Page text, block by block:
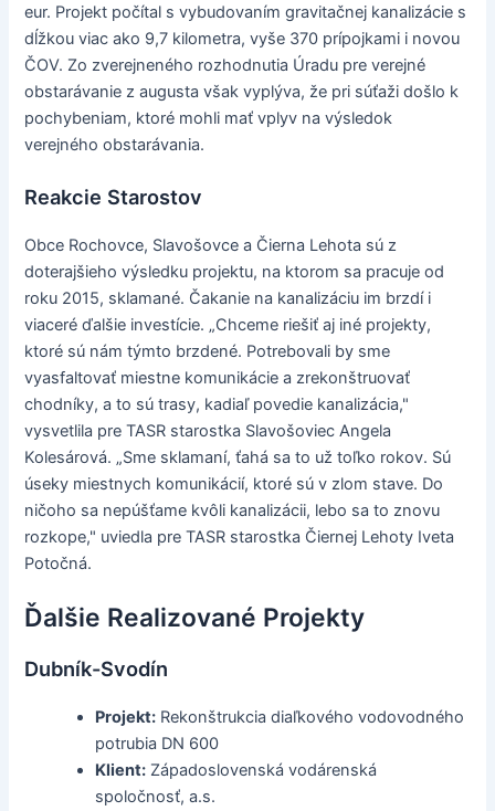
eur. Projekt počítal s vybudovaním gravitačnej kanalizácie s
dĺžkou viac ako 9,7 kilometra, vyše 370 prípojkami i novou
ČOV. Zo zverejneného rozhodnutia Úradu pre verejné
obstarávanie z augusta však vyplýva, že pri súťaži došlo k
pochybeniam, ktoré mohli mať vplyv na výsledok
verejného obstarávania.
Reakcie Starostov
Obce Rochovce, Slavošovce a Čierna Lehota sú z
doterajšieho výsledku projektu, na ktorom sa pracuje od
roku 2015, sklamané. Čakanie na kanalizáciu im brzdí i
viaceré ďalšie investície. „Chceme riešiť aj iné projekty,
ktoré sú nám týmto brzdené. Potrebovali by sme
vyasfaltovať miestne komunikácie a zrekonštruovať
chodníky, a to sú trasy, kadiaľ povedie kanalizácia,"
vysvetlila pre TASR starostka Slavošoviec Angela
Kolesárová. „Sme sklamaní, ťahá sa to už toľko rokov. Sú
úseky miestnych komunikácií, ktoré sú v zlom stave. Do
ničoho sa nepúšťame kvôli kanalizácii, lebo sa to znovu
rozkope," uviedla pre TASR starostka Čiernej Lehoty Iveta
Potočná.
Ďalšie Realizované Projekty
Dubník-Svodín
Projekt: Rekonštrukcia diaľkového vodovodného
potrubia DN 600
Klient: Západoslovenská vodárenská
spoločnosť, a.s.